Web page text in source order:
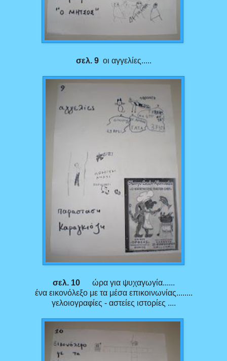
σελ. 9 οι αγγελίες.....
σελ. 10ώρα για ψυχαγωγία......
ένα εικονόλεξο με τα μέσα επικοινωνίας........
γελοιογραφίες - αστείες ιστορίες ....